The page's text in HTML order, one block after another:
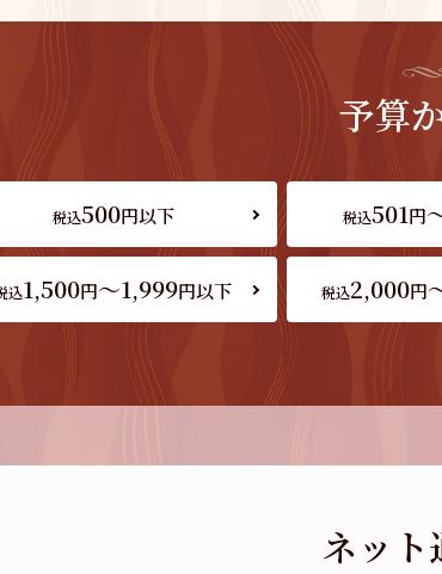
予算
税込500円以下 税込501円
込1,500円～1,999円以下 税込2,000円
ネット